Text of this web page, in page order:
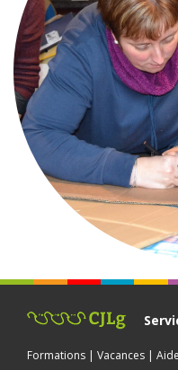
Formations | Vacances |